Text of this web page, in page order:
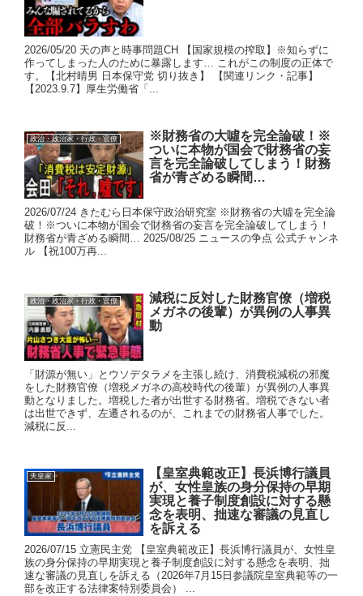
2026/05/20 天の声と時事問題CH 【国家規模の搾取】※知らずに
作ってしまった人のために暴露します… これがこの制度の正体で
す。【北村晴男 日本保守党 切り抜き】 【関連リンク・記事】
【2023.9.7】厚生労働省「...
政治・政治家・行政・官僚
※財務省の大噓を完全論破！※
ついに本物が国会で財務省の妄
言を完全論破してしまう！財務
省が青ざめる瞬間…
2026/07/24 きたむら日本保守政治研究室 ※財務省の大噓を完全論
破！※ついに本物が国会で財務省の妄言を完全論破してしまう！
財務省が青ざめる瞬間… 2025/08/25 ニュースの争点 公式チャンネ
ル 【祝100万再...
政治・政治家・行政・官僚
減税に反対した財務官僚（増税
メガネの後輩）が異例の人事異
動
「財源が無い」とウソデタラメを主張し続け、消費税減税の邪魔
をした財務官僚（増税メガネの高校時代の後輩）が異例の人事異
動となりました。増税した者が出世する財務省。増税できない者
は出世できず、左遷されるのが、これまでの財務省人事でした。
減税に反...
天皇家
【皇室典範改正】長浜博行議員
が、女性皇族の身分保持の早期
実現と養子制度創設に対する懸
念を表明、拙速な審議の見直し
を訴える
2026/07/15 立憲民主党 【皇室典範改正】長浜博行議員が、女性皇
族の身分保持の早期実現と養子制度創設に対する懸念を表明、拙
速な審議の見直しを訴える（2026年7月15日参議院皇室典範等の一
部を改正する法律案特別委員会） ...